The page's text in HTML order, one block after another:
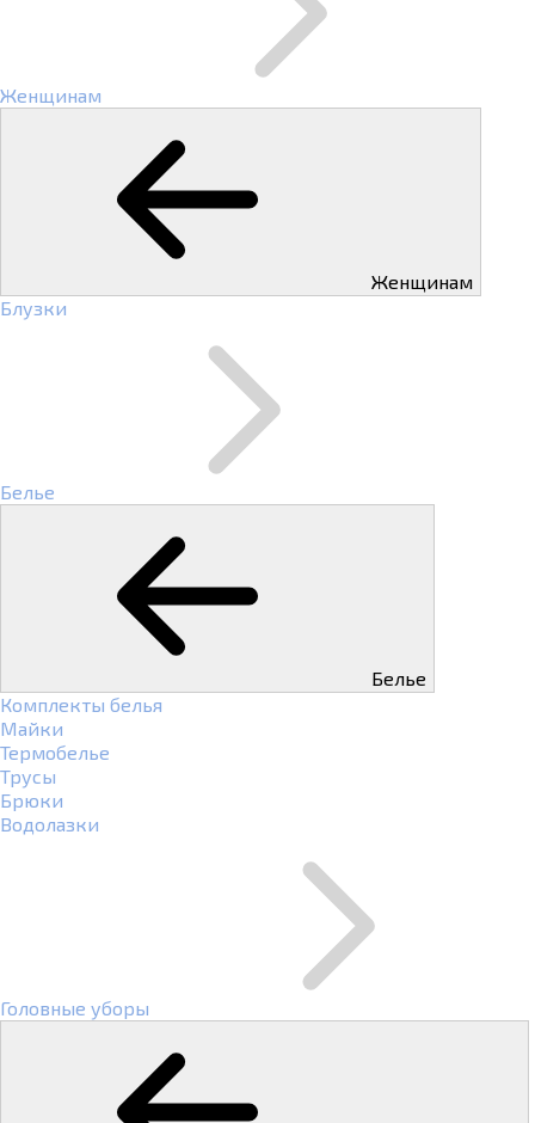
Женщинам
Женщинам
Блузки
Белье
Белье
Комплекты белья
Майки
Термобелье
Трусы
Брюки
Водолазки
Головные уборы